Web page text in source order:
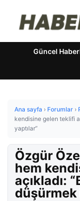
Güncel
Ana sayfa › Forumlar ›
kendisine gelen teklifi
yaptılar”
Özgür
hem
açıkladı:
düşürmek